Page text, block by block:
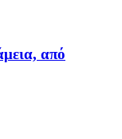
από